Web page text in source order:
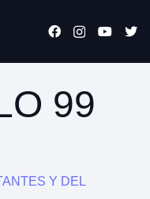
99
Y DEL